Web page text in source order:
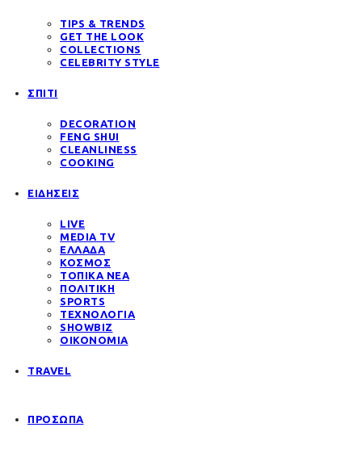
TIPS & TRENDS
GET THE LOOK
COLLECTIONS
CELEBRITY STYLE
ΣΠΙΤΙ
DECORATION
FENG SHUI
CLEANLINESS
COOKING
ΕΙΔΗΣΕΙΣ
LIVE
MEDIA TV
ΕΛΛΑΔΑ
ΚΟΣΜΟΣ
ΤΟΠΙΚΑ ΝΕΑ
ΠΟΛΙΤΙΚΗ
SPORTS
ΤΕΧΝΟΛΟΓΙΑ
SHOWBIZ
ΟΙΚΟΝΟΜΙΑ
TRAVEL
ΠΡΟΣΩΠΑ